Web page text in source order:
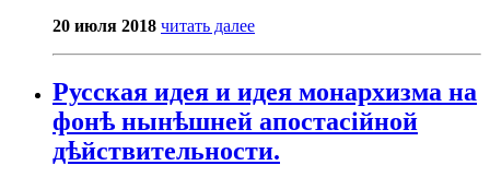
20 июля 2018 читать далее
Русская идея и идея монархизма на
фонѣ нынѣшней апостасійной
дѣйствительности.